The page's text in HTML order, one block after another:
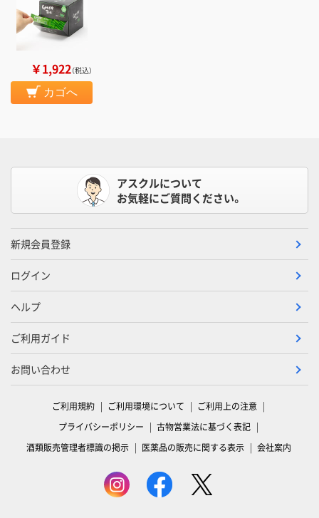
￥1,922（税込）
カゴへ
アスクルについて
お気軽にご質問ください。
新規会員登録
ログイン
ヘルプ
ご利用ガイド
お問い合わせ
ご利用規約 ご利用環境について
ご利用上の注意
プライバシーポリシー
古物営業法に基づく表記
酒類販売管理者標識の掲示
医薬品の販売に関する表示 会社案内